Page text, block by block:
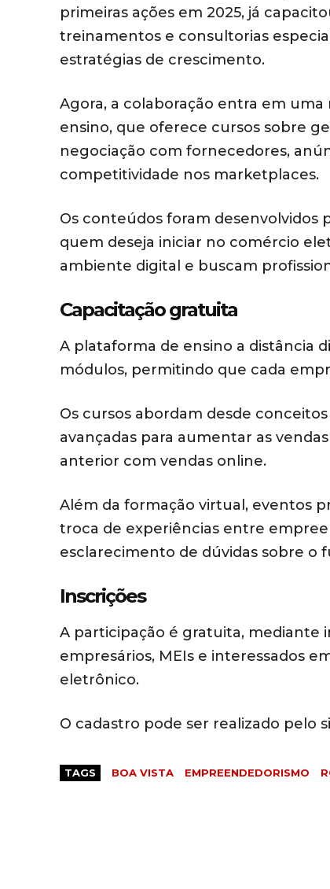
primeiras ações em 2025, já
treinamentos e consultorias
estratégias de crescimento.
Agora, a colaboração entra em
ensino, que oferece cursos sobre
negociação com fornecedores,
competitividade nos marketplaces.
Os conteúdos foram desenvolvidos
quem deseja iniciar no comércio
ambiente digital e buscam
Capacitação gratuita
A plataforma de ensino a distância
módulos, permitindo que cada
Os cursos abordam desde
avançadas para aumentar as
anterior com vendas online.
Além da formação virtual, eventos
troca de experiências entre
esclarecimento de dúvidas sobre o
Inscrições
A participação é gratuita, mediante
empresários, MEIs e interessados
eletrônico.
O cadastro pode ser realizado pelo
TAGS BOA VISTA EMPREENDEDORISMO